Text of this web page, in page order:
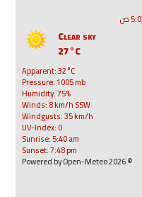
Clear sky
27°C
Apparent: 32°C
Pressure: 1005 mb
Humidity: 75%
Winds: 8 km/h SSW
Windgusts: 35 km/h
UV-Index: 0
Sunrise: 5:40 am
Sunset: 7:48 pm
© 2026 Powered by Open-Meteo